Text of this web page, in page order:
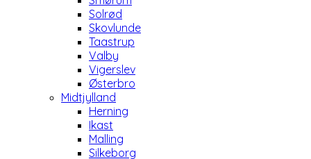
Solrød
Skovlunde
Taastrup
Valby
Vigerslev
Østerbro
Midtjylland
Herning
Ikast
Malling
Silkeborg